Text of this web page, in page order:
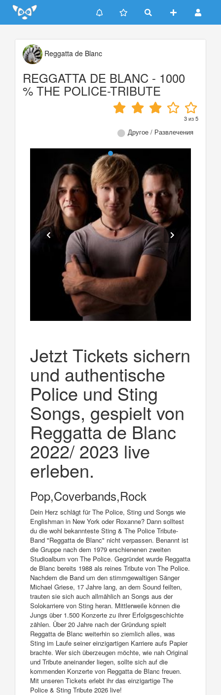
Update cookies preferences
Reggatta de Blanc
REGGATTA DE BLANC - 1000
% THE POLICE-TRIBUTE
3из5
Другое / Развлечения
Jetzt Tickets sichern
und authentische
Police und Sting
Songs, gespielt von
Reggatta de Blanc
2022/ 2023 live
erleben.
Pop,Coverbands,Rock
Dein Herz schlägt für The Police, Sting und Songs wie
Englishman in New York oder Roxanne? Dann solltest
du die wohl bekannteste Sting & The Police Tribute-
Band "Reggatta de Blanc" nicht verpassen. Benannt ist
die Gruppe nach dem 1979 erschienenen zweiten
Studioalbum von The Police. Gegründet wurde Reggatta
de Blanc bereits 1988 als reines Tribute von The Police.
Nachdem die Band um den stimmgewaltigen Sänger
Michael Griese, 17 Jahre lang, an dem Sound feilten,
trauten sie sich auch allmählich an Songs aus der
Solokarriere von Sting heran. Mittlerweile können die
Jungs über 1.500 Konzerte zu ihrer Erfolgsgeschichte
zählen. Über 20 Jahre nach der Gründung spielt
Reggatta de Blanc weiterhin so ziemlich alles, was
Sting im Laufe seiner einzigartigen Karriere aufs Papier
brachte. Wer sich überzeugen möchte, wie nah Original
und Tribute aneinander liegen, sollte sich auf die
kommenden Konzerte von Reggatta de Blanc freuen.
Mit unseren Tickets erlebt ihr das einzigartige The
Police & Sting Tribute 2026 live!